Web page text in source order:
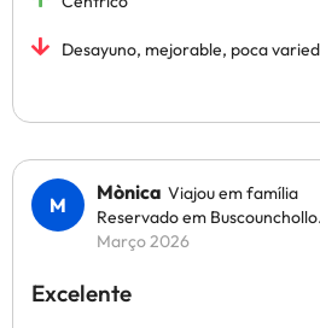
Desayuno, mejorable, poca
Mònica Viajou em família
Reservado em
Março 2026
Excelente